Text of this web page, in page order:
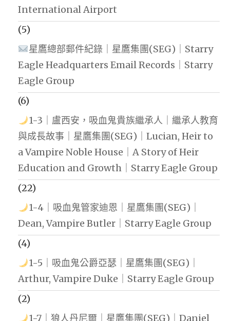
International Airport
(5)
星鷹總部郵件紀錄｜星鷹集團(SEG)｜Starry
Eagle Headquarters Email Records｜Starry
Eagle Group
(6)
1-3｜盧西安，吸血鬼貴族繼承人｜繼承人教育
與成長故事｜星鷹集團(SEG)｜Lucian, Heir to
a Vampire Noble House｜A Story of Heir
Education and Growth｜Starry Eagle Group
(22)
1-4｜吸血鬼管家迪恩｜星鷹集團(SEG)｜
Dean, Vampire Butler｜Starry Eagle Group
(4)
1-5｜吸血鬼公爵亞瑟｜星鷹集團(SEG)｜
Arthur, Vampire Duke｜Starry Eagle Group
(2)
1-7｜狼人丹尼爾｜星鷹集團(SEG)｜Daniel